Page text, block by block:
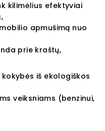
kilimėlius efektyviai
apmušimą nuo
prie kraštų,
iš ekologiškos
veiksniams (benzinui,